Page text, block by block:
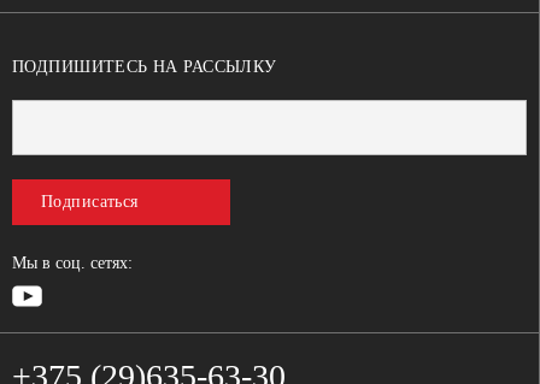
ПОДПИШИТЕСЬ НА РАССЫЛКУ
Подписаться
Мы в соц. сетях:
+375 (29)635-63-30